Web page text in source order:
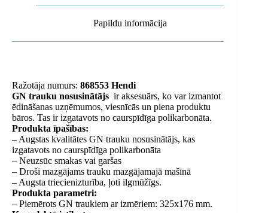
Papildu informācija
Ražotāja numurs: 868553 Hendi
GN trauku nosusinātājs ir aksesuārs, ko var izmantot
ēdināšanas uzņēmumos, viesnīcās un piena produktu
bāros. Tas ir izgatavots no caurspīdīga polikarbonāta.
Produkta īpašības:
– Augstas kvalitātes GN trauku nosusinātājs, kas
izgatavots no caurspīdīga polikarbonāta
– Neuzsūc smakas vai garšas
– Droši mazgājams trauku mazgājamajā mašīnā
– Augsta triecienizturība, ļoti ilgmūžīgs.
Produkta parametri:
– Piemērots GN traukiem ar izmēriem: 325x176 mm.